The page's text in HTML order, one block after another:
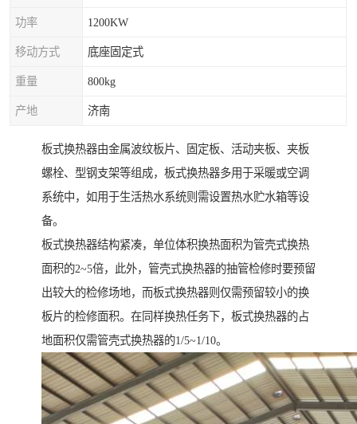
功率 1200KW
移动方式 底座固定式
重量 800kg
产地 济南
板式换热器由金属波纹板片、固定板、活动夹板、夹板
螺栓、型钢支架等组成，板式换热器多用于采暖或空调
系统中，如用于生活热水系统则需设置热水贮水箱等设
备。
板式换热器结构紧凑，单位体积换热面积为管壳式换热
面积的2~5倍，此外，管壳式换热器的抽管检修时要预留
出较大的检修场地，而板式换热器则仅需预留较小的换
板片的检修面积。在同样换热任务下，板式换热器的占
地面积仅需管壳式换热器的1/5~1/10。